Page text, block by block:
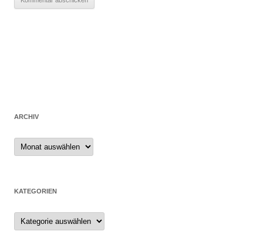
ARCHIV
Archiv
KATEGORIEN
Kategorien